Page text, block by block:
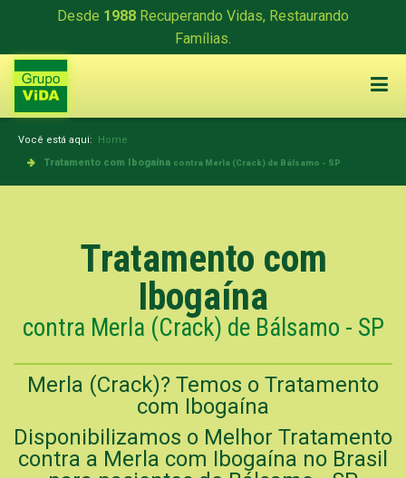
Desde 1988 Recuperando Vidas, Restaurando
Famílias.
Você está aqui: Home
Tratamento com Ibogaína contra Merla (Crack) de Bálsamo - SP
Tratamento com
Ibogaína
contra Merla (Crack) de Bálsamo - SP
Merla (Crack)? Temos o Tratamento
com Ibogaína
Disponibilizamos o Melhor Tratamento
contra a Merla com Ibogaína no Brasil